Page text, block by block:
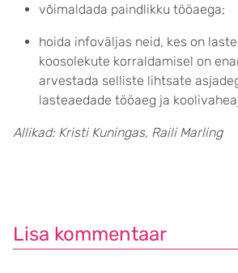
võimaldada paindlikku tööaega;
hoida infoväljas neid, kes on
koosolekute korraldamisel on
arvestada selliste lihtsate
lasteaedade tööaeg ja
Allikad: Kristi Kuningas, Raili Marling
Lisa kommentaar